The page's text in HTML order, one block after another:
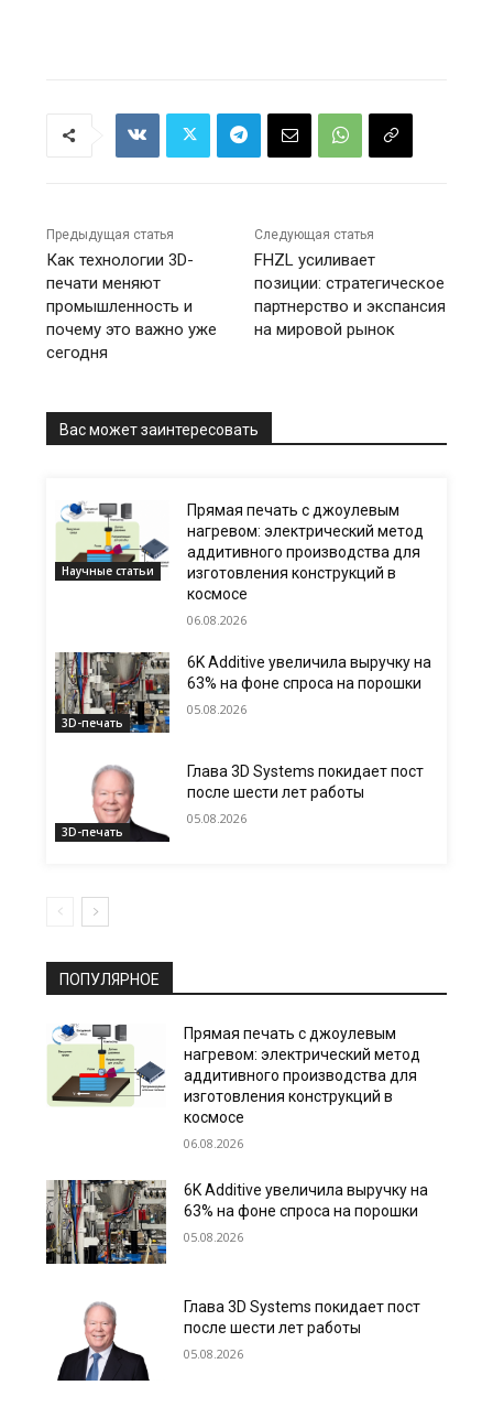
Предыдущая статья
Как технологии 3D-
печати меняют
промышленность и
почему это важно уже
сегодня
Следующая статья
FHZL усиливает
позиции: стратегическое
партнерство и экспансия
на мировой рынок
Вас может заинтересовать
Научные статьи
Прямая печать с джоулевым
нагревом: электрический метод
аддитивного производства для
изготовления конструкций в
космосе
06.08.2026
3D-печать
6K Additive увеличила выручку на
63% на фоне спроса на порошки
05.08.2026
3D-печать
Глава 3D Systems покидает пост
после шести лет работы
05.08.2026
ПОПУЛЯРНОЕ
Прямая печать с джоулевым
нагревом: электрический метод
аддитивного производства для
изготовления конструкций в
космосе
06.08.2026
6K Additive увеличила выручку на
63% на фоне спроса на порошки
05.08.2026
Глава 3D Systems покидает пост
после шести лет работы
05.08.2026